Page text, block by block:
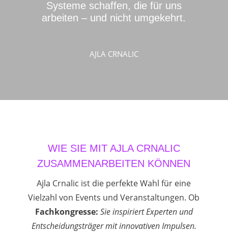
Systeme schaffen, die für uns
arbeiten – und nicht umgekehrt.
AJLA CRNALIC
WIE SIE MIT AJLA CRNALIC
ZUSAMMENARBEITEN KÖNNEN
Ajla Crnalic ist die perfekte Wahl für eine
Vielzahl von Events und Veranstaltungen. Ob
Fachkongresse: Sie inspiriert Experten und
Entscheidungsträger mit innovativen Impulsen.